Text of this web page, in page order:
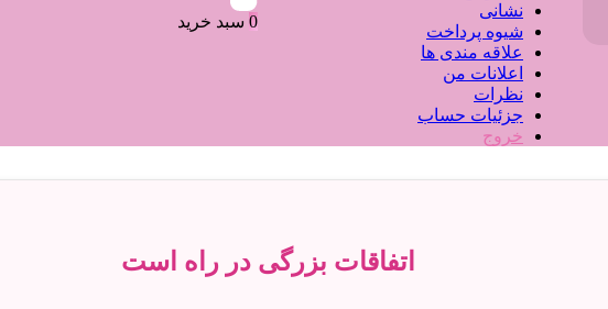
نشانی
شیوه پرداخت
علاقه مندی ها
اعلانات من
نظرات
جزئیات حساب
خروج
0 سبد خرید
اتفاقات بزرگی در راه است